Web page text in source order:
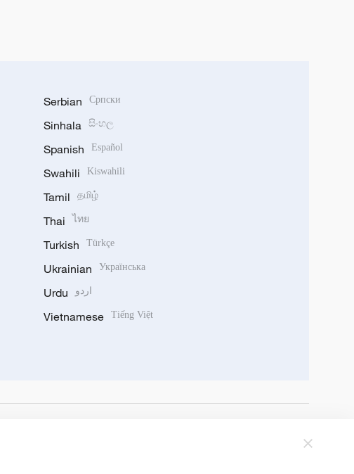
Serbian Српски
Sinhala සිංහල
Spanish Español
Swahili Kiswahili
Tamil தமிழ்
Thai ไทย
Turkish Türkçe
Ukrainian Українська
Urdu اردو
Vietnamese Tiếng Việt